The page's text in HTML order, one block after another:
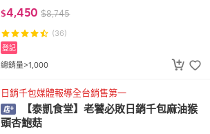
$4,450 $8,745
(36)
總銷量>1,000
登記
日銷千包媒體報導全台銷售第一
【泰凱食堂】老饕必敗日銷千包麻油猴
頭杏鮑菇